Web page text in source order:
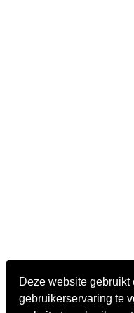
Deze website gebruikt
gebruikerservaring te